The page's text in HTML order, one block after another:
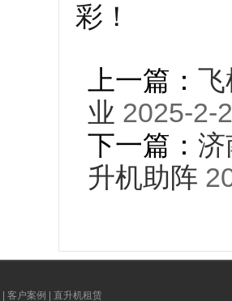
彩！
上一篇： 飞
业 2025-2-
下一篇： 济
升机助阵
客户案例
直升机租赁